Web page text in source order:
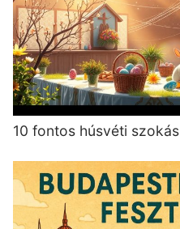
10 fontos húsvéti szokás